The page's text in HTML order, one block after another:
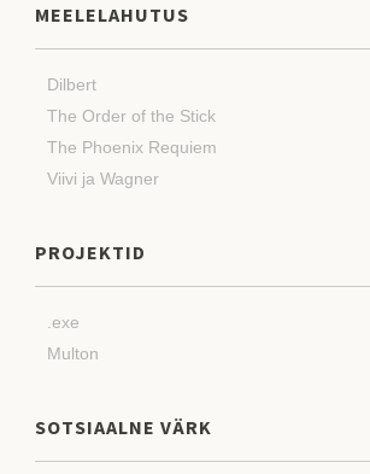
MEELELAHUTUS
Dilbert
The Order of the Stick
The Phoenix Requiem
Viivi ja Wagner
PROJEKTID
.exe
Multon
SOTSIAALNE VÄRK